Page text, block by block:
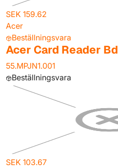
SEK 159.62
Acer
Beställningsvara
Acer Card Reader Bd
55.MPJN1.001
Beställningsvara
SEK 103.67